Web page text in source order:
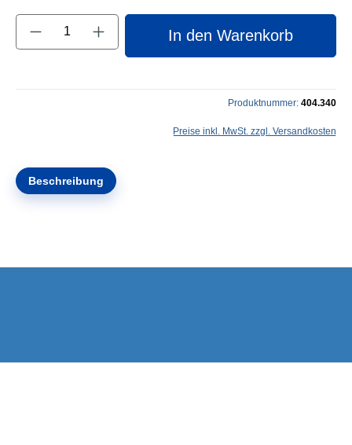
Produkt Anzahl: Gib den gewünschten
In den Warenkorb
Produktnummer: 404.340
Preise inkl. MwSt. zzgl. Versandkosten
Beschreibung